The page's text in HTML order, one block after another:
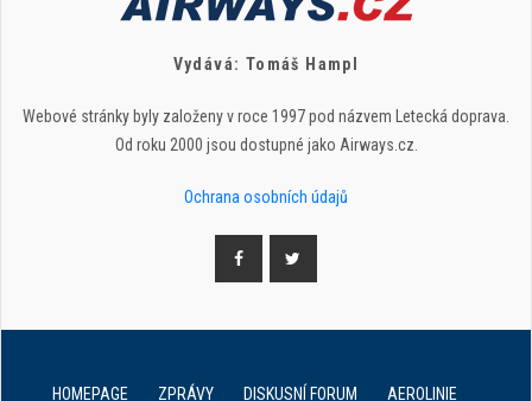
Vydává: Tomáš Hampl
Webové stránky byly založeny v roce 1997 pod názvem Letecká doprava.
Od roku 2000 jsou dostupné jako Airways.cz.
Ochrana osobních údajů
HOMEPAGE ZPRÁVY DISKUSNÍ FORUM AEROLINIE